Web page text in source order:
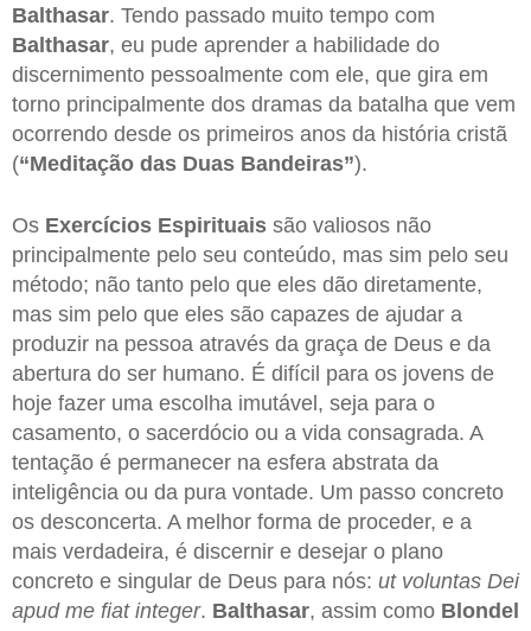
Balthasar. Tendo passado muito tempo com
Balthasar, eu pude aprender a habilidade do
discernimento pessoalmente com ele, que gira em
torno principalmente dos dramas da batalha que vem
ocorrendo desde os primeiros anos da história cristã
(“Meditação das Duas Bandeiras”).
Os Exercícios Espirituais são valiosos não
principalmente pelo seu conteúdo, mas sim pelo seu
método; não tanto pelo que eles dão diretamente,
mas sim pelo que eles são capazes de ajudar a
produzir na pessoa através da graça de Deus e da
abertura do ser humano. É difícil para os jovens de
hoje fazer uma escolha imutável, seja para o
casamento, o sacerdócio ou a vida consagrada. A
tentação é permanecer na esfera abstrata da
inteligência ou da pura vontade. Um passo concreto
os desconcerta. A melhor forma de proceder, e a
mais verdadeira, é discernir e desejar o plano
concreto e singular de Deus para nós: ut voluntas Dei
apud me fiat integer. Balthasar, assim como Blondel